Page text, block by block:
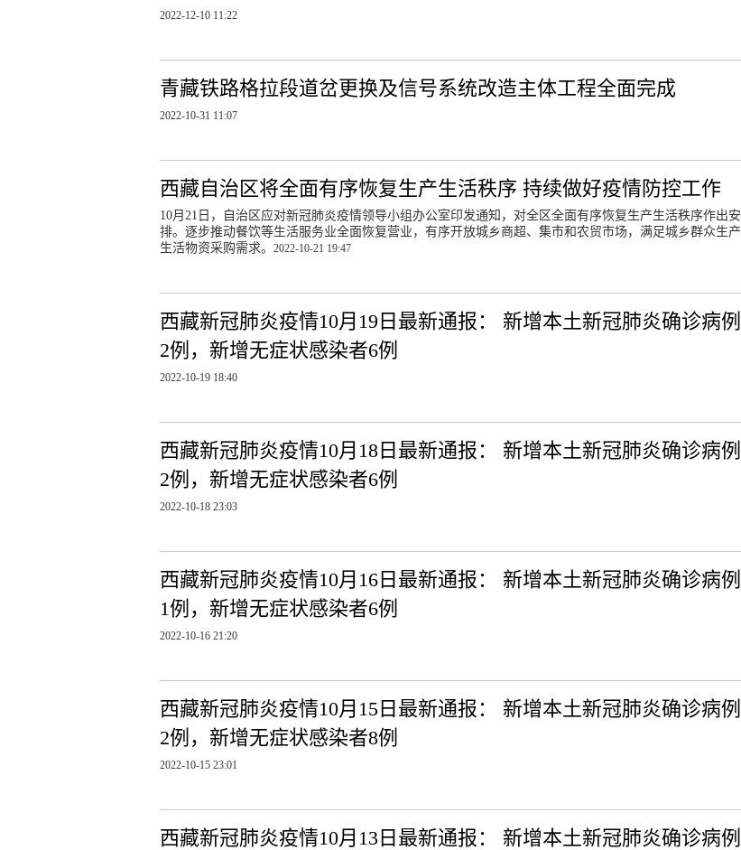
2022-12-10 11:22
青藏铁路格拉段道岔更换及信号系统改造主体工程全面完成
2022-10-31 11:07
西藏自治区将全面有序恢复生产生活秩序 持续做好疫情防控工作
10月21日，自治区应对新冠肺炎疫情领导小组办公室印发通知，对全区全面有序恢复生产生活秩序作出安
排。逐步推动餐饮等生活服务业全面恢复营业，有序开放城乡商超、集市和农贸市场，满足城乡群众生产
生活物资采购需求。 2022-10-21 19:47
西藏新冠肺炎疫情10月19日最新通报： 新增本土新冠肺炎确诊病例
2例，新增无症状感染者6例
2022-10-19 18:40
西藏新冠肺炎疫情10月18日最新通报： 新增本土新冠肺炎确诊病例
2例，新增无症状感染者6例
2022-10-18 23:03
西藏新冠肺炎疫情10月16日最新通报： 新增本土新冠肺炎确诊病例
1例，新增无症状感染者6例
2022-10-16 21:20
西藏新冠肺炎疫情10月15日最新通报： 新增本土新冠肺炎确诊病例
2例，新增无症状感染者8例
2022-10-15 23:01
西藏新冠肺炎疫情10月13日最新通报： 新增本土新冠肺炎确诊病例